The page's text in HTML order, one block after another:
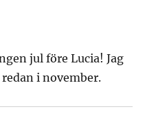
jul före Lucia! Jag
i november.